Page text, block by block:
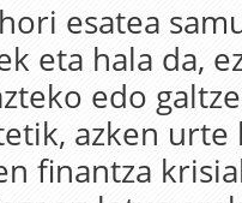
esatea
eta hala da,
edo
azken urte
finantza